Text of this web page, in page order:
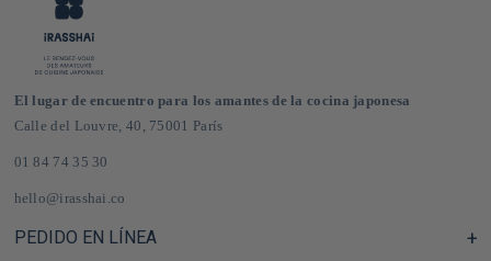
El lugar de encuentro para los amantes de la cocina japonesa
Calle del Louvre, 40, 75001 París
01 84 74 35 30
hello@irasshai.co
PEDIDO EN LÍNEA